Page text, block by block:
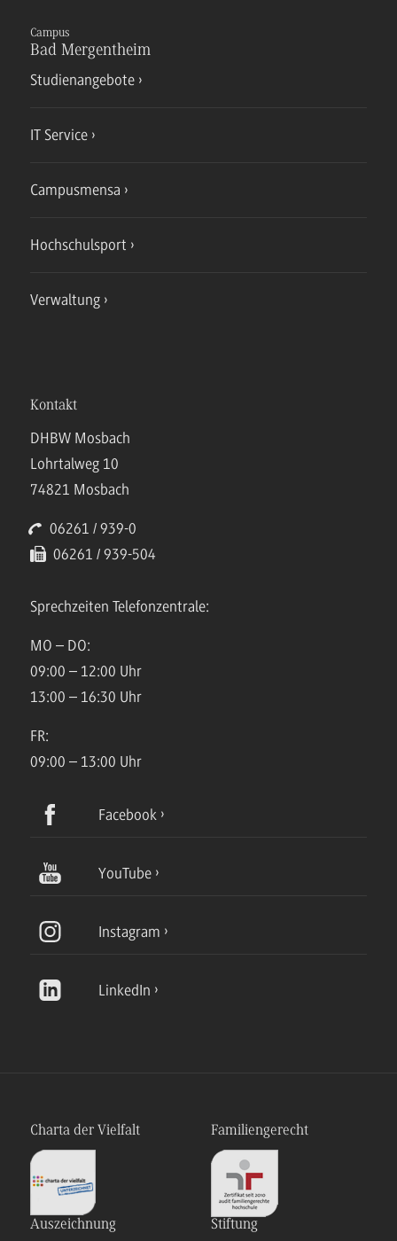
Campus
Bad Mergentheim
Studienangebote
IT Service
Campusmensa
Hochschulsport
Verwaltung
Kontakt
DHBW Mosbach
Lohrtalweg 10
74821 Mosbach
06261 / 939-0
06261 / 939-504
Sprechzeiten Telefonzentrale:
MO – DO:
09:00 – 12:00 Uhr
13:00 – 16:30 Uhr
FR:
09:00 – 13:00 Uhr
Facebook
YouTube
Instagram
LinkedIn
Charta der Vielfalt Familiengerecht
Auszeichnung Stiftung